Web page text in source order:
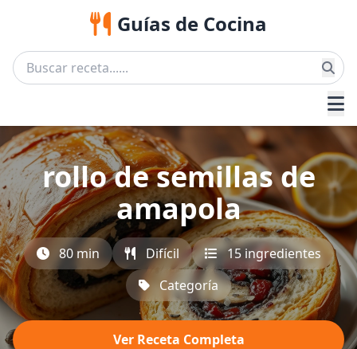
Guías de Cocina
rollo de semillas de
amapola
80 min Difícil
15 ingredientes
Categoría
Ver Receta Completa